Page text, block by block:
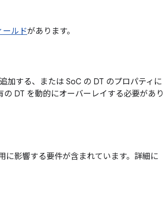
ールドがあります。
加する、または SoC の DT のプロパティに
DT を動的にオーバーレイする必要があり
に影響する要件が含まれています。詳細に